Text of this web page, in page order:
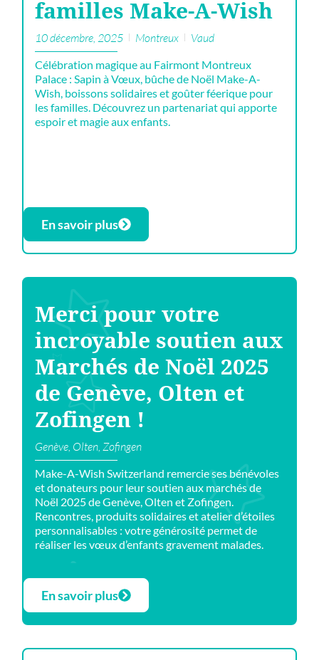
familles Make-A-Wish
10 décembre, 2025 Montreux Vaud
Célébration magique au Fairmont Montreux
Palace : Sapin à Vœux, bûche de Noël Make-A-
Wish, boissons solidaires et goûter féerique pour
les familles. Découvrez un partenariat qui apporte
espoir et magie aux enfants.
En savoir plus
Merci pour votre
incroyable soutien aux
Marchés de Noël 2025
de Genève, Olten et
Zofingen !
Genève, Olten, Zofingen
Make-A-Wish Switzerland remercie ses bénévoles
et donateurs pour leur soutien aux marchés de
Noël 2025 de Genève, Olten et Zofingen.
Rencontres, produits solidaires et atelier d’étoiles
personnalisables : votre générosité permet de
réaliser les vœux d’enfants gravement malades.
En savoir plus